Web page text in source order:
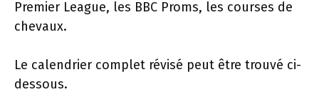
Premier League, les BBC Proms, les courses de
chevaux.
Le calendrier complet révisé peut être trouvé ci-
dessous.